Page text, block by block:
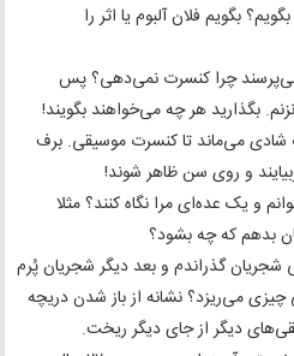
بگویم فلان آلبوم یا اثر را
چرا کنسرت نمی‌دهی؟ پس
بگذارید هر چه می‌خواهند بگویند!
شادی می‌ماند تا کنسرت موسیقی. برف
و روی سن ظاهر شوند!
و یک عده‌ای مرا نگاه کنند؟ مثلا
بدهم که چه بشود؟
شجریان گذراندم و بعد دیگر شجریان پُرم
می‌ریزد؟ نشانه از باز شدن دریچه
دیگر از جای دیگر ریخت.